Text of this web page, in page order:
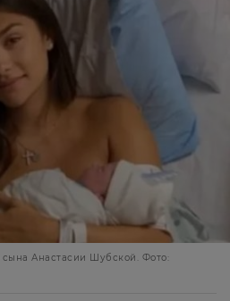
Анастасии Шубской. Фото: